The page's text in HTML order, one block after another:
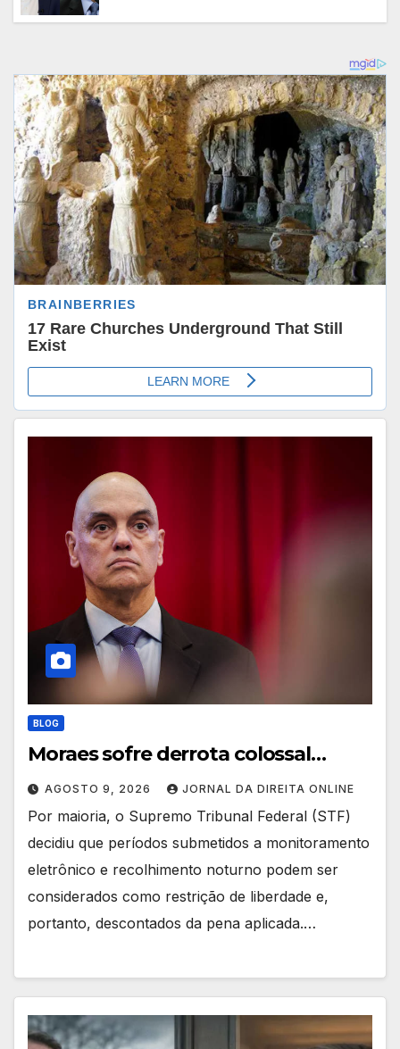
BLOG
Moraes sofre derrota colossal…
AGOSTO 9, 2026 JORNAL DA DIREITA ONLINE
Por maioria, o Supremo Tribunal Federal (STF)
decidiu que períodos submetidos a monitoramento
eletrônico e recolhimento noturno podem ser
considerados como restrição de liberdade e,
portanto, descontados da pena aplicada.…